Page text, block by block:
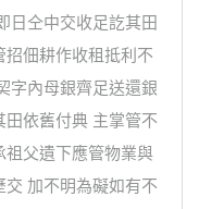
日仝中交收足訖其田
招佃耕作收租抵利不
字內母銀齊足送還銀
依舊付典 主掌管不
祖父遺下應管物業與
加不明為礙如有不